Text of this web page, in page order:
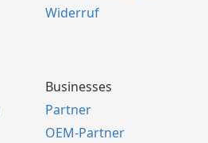
Widerruf
Businesses
Partner
OEM-Partner